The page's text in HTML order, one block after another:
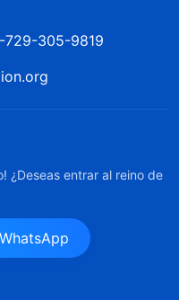
729-305-9819
¿Deseas entrar al reino de